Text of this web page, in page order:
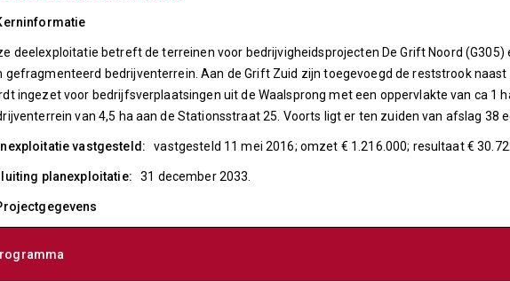
deelexploitatie betreft de terreinen voor bedrijvigheidsprojecten De Grift Noord (G305)
gefragmenteerd bedrijventerrein. Aan de Grift Zuid zijn toegevoegd de reststrook naast
ingezet voor bedrijfsverplaatsingen uit de Waalsprong met een oppervlakte van ca 1
van 4,5 ha aan de Stationsstraat 25. Voorts ligt er ten zuiden van afslag 38
vastgesteld:vastgesteld 11 mei 2016; omzet € 1.216.000; resultaat €
planexploitatie:31 december 2033.